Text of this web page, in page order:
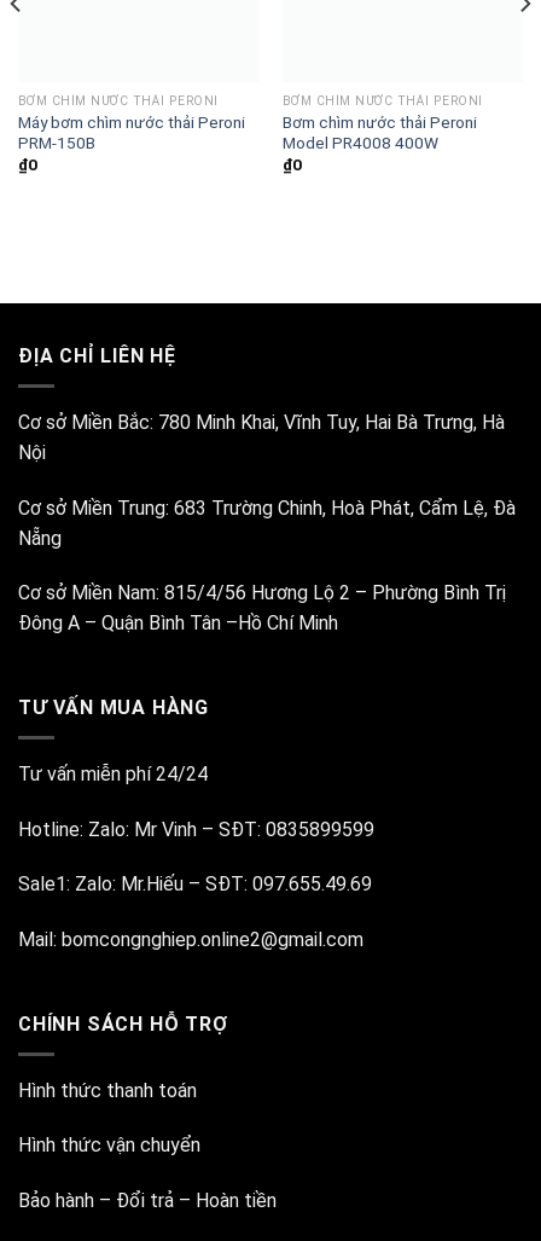
BƠM CHÌM NƯỚC THẢI PERONI
Máy bơm chìm nước thải Peroni
PRM-150B
₫0
BƠM CHÌM NƯỚC THẢI PERONI
Bơm chìm nước thải Peroni
Model PR4008 400W
₫0
ĐỊA CHỈ LIÊN HỆ
Cơ sở Miền Bắc: 780 Minh Khai, Vĩnh Tuy, Hai Bà Trưng, Hà
Nội
Cơ sở Miền Trung: 683 Trường Chinh, Hoà Phát, Cẩm Lệ, Đà
Nẵng
Cơ sở Miền Nam: 815/4/56 Hương Lộ 2 – Phường Bình Trị
Đông A – Quận Bình Tân –Hồ Chí Minh
TƯ VẤN MUA HÀNG
Tư vấn miễn phí 24/24
Hotline: Zalo: Mr Vinh – SĐT: 0835899599
Sale1: Zalo: Mr.Hiếu – SĐT: 097.655.49.69
Mail: bomcongnghiep.online2@gmail.com
CHÍNH SÁCH HỖ TRỢ
Hình thức thanh toán
Hình thức vận chuyển
Bảo hành – Đổi trả – Hoàn tiền